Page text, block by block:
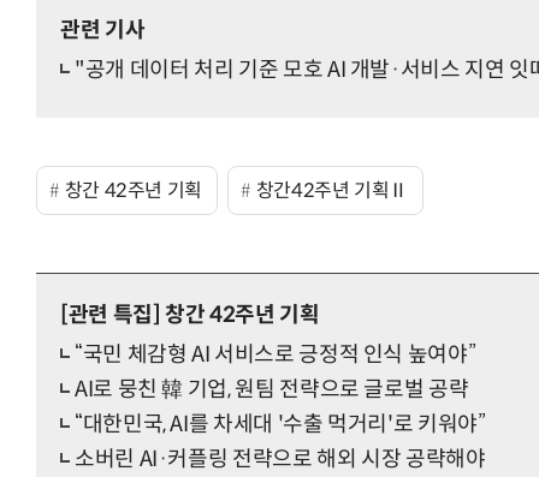
관련 기사
"공개 데이터 처리 기준 모호 AI 개발·서비스 지연 잇
창간 42주년 기획 창간42주년 기획Ⅱ
[관련 특집] 창간 42주년 기획
“국민 체감형 AI 서비스로 긍정적 인식 높여야”
AI로 뭉친 韓 기업, 원팀 전략으로 글로벌 공략
“대한민국, AI를 차세대 '수출 먹거리'로 키워야”
소버린 AI·커플링 전략으로 해외 시장 공략해야